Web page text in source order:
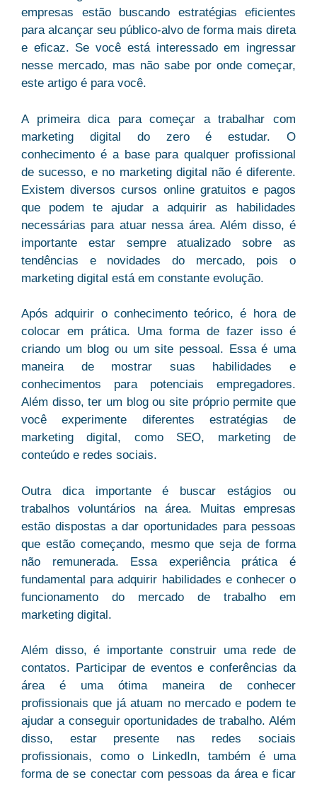
empresas estão buscando estratégias eficientes
para alcançar seu público-alvo de forma mais direta
e eficaz. Se você está interessado em ingressar
nesse mercado, mas não sabe por onde começar,
este artigo é para você.
A primeiradica para começar a trabalhar com
marketing digital do zero é estudar. O
conhecimento é a base para qualquer profissional
de sucesso, e no marketing digital não é diferente.
Existem diversos cursos online gratuitos e pagos
que podem te ajudar a adquirir as habilidades
necessárias para atuar nessa área. Além disso, é
importante estar sempre atualizado sobre as
tendências e novidades do mercado, pois o
marketing digital está em constante evolução.
Após adquirir o conhecimento teórico, é hora de
colocar em prática. Uma forma de fazer isso é
criando um blog ou um site pessoal. Essa é uma
maneira de mostrar suas habilidades e
conhecimentos para potenciais empregadores.
Além disso, ter um blog ou site próprio permite que
você experimente diferentes estratégias de
marketing digital, como SEO, marketing de
conteúdo e redes sociais.
Outra dica importante é buscar estágios ou
trabalhos voluntários na área. Muitas empresas
estão dispostas a dar oportunidades para pessoas
que estão começando, mesmo que seja de forma
não remunerada. Essa experiência prática é
fundamental para adquirir habilidades e conhecer o
funcionamento do mercado de trabalho em
marketing digital.
Além disso, é importante construir uma rede de
contatos. Participar de eventos e conferências da
área é uma ótima maneira de conhecer
profissionais que já atuam no mercado e podem te
ajudar a conseguir oportunidades de trabalho. Além
disso, estar presente nas redes sociais
profissionais, como o LinkedIn, também é uma
forma de se conectar com pessoas da área e ficar